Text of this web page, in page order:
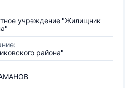
учреждение "Жилищник
района"